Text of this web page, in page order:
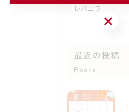
レバニラ
最近の投稿
Posts
ご予約はこちら